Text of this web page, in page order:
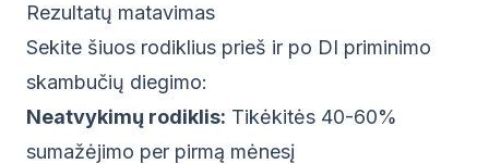
Rezultatų matavimas
Sekite šiuos rodiklius prieš ir po DI priminimo
skambučių diegimo:
Neatvykimų rodiklis: Tikėkitės 40-60%
sumažėjimo per pirmą mėnesį